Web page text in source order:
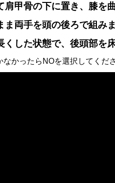
甲骨の下に置き、 膝を
両手を頭の後ろで組みま
した状態で、後頭部を床
かったらNOを選択してくださ